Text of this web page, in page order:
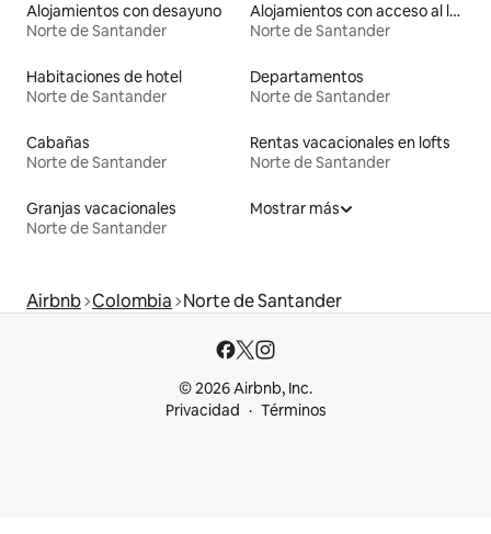
Alojamientos con desayuno
Norte de Santander
Alojamientos con acceso al lago
Norte de Santander
Habitaciones de hotel
Norte de Santander
Departamentos
Norte de Santander
Cabañas
Norte de Santander
Rentas vacacionales en lofts
Norte de Santander
Granjas vacacionales
Norte de Santander
Mostrar más
Airbnb Colombia Norte de Santander
© 2026 Airbnb, Inc.
Privacidad
Términos